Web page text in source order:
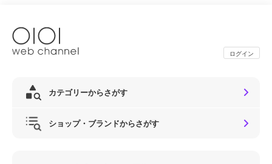
ログイン
カテゴリーからさがす
ショップ・ブランドからさがす